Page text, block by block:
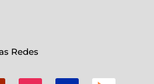
Redes